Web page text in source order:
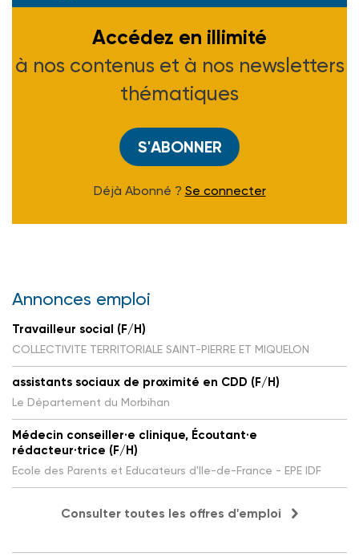
Accédez en illimité
à nos contenus et à nos newsletters
thématiques
S'ABONNER
Déjà Abonné ? Se connecter
Annonces emploi
Travailleur social (F/H)
COLLECTIVITE TERRITORIALE SAINT-PIERRE ET MIQUELON
assistants sociaux de proximité en CDD (F/H)
Le Département du Morbihan
Médecin conseiller·e clinique, Écoutant·e
rédacteur·trice (F/H)
Ecole des Parents et Educateurs d'Ile-de-France - EPE IDF
Consulter toutes les offres d'emploi